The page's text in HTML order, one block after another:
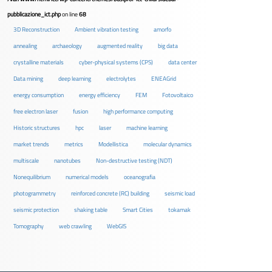
pubblicazione_ict.phpon line68
3D Reconstruction
Ambient vibration testing
amorfo
annealing
archaeology augmented reality
big data
crystalline materials
cyber-physical systems (CPS)
data center
Data mining
deep learning electrolytes
ENEAGrid
energy consumption
energy efficiency FEM
Fotovoltaico
free electron laser
fusion
high performance computing
Historic structures
hpc laser
machine learning
market trends
metrics Modellistica
molecular dynamics
multiscale
nanotubes
Non-destructive testing (NDT)
Nonequilibrium
numerical models
oceanografia
photogrammetry
reinforced concrete (RC) building
seismic load
seismic protection
shaking table Smart Cities
tokamak
Tomography
web crawling WebGIS